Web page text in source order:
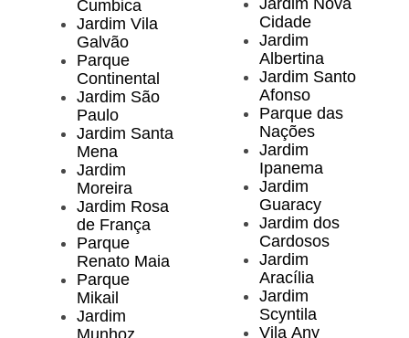
Cumbica
Jardim Vila
Galvão
Parque
Continental
Jardim São
Paulo
Jardim Santa
Mena
Jardim
Moreira
Jardim Rosa
de França
Parque
Renato Maia
Parque
Mikail
Jardim
Jardim Nova
Cidade
Jardim
Albertina
Jardim Santo
Afonso
Parque das
Nações
Jardim
Ipanema
Jardim
Guaracy
Jardim dos
Cardosos
Jardim
Aracília
Jardim
Scyntila
Vila Any